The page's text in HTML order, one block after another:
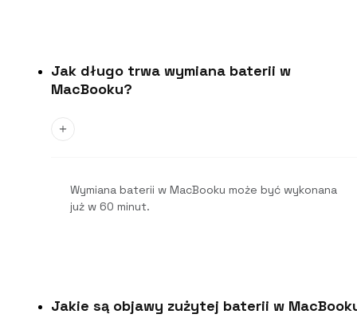
Jak długo trwa wymiana baterii w
MacBooku?
Wymiana baterii w MacBooku może być wykonana
już w 60 minut.
Jakie są objawy zużytej baterii w